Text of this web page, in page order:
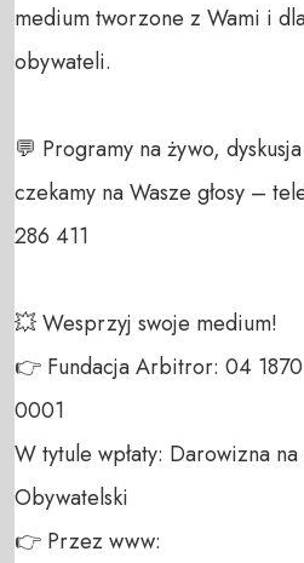
medium tworzone z Wami i
obywateli.
💬 Programy na żywo,
czekamy na Wasze głosy –
286 411
💥 Wesprzyj swoje medium!
👉 Fundacja Arbitror: 04
0001
W tytule wpłaty: Darowizna
Obywatelski
👉 Przez www: